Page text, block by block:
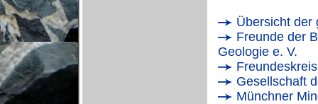
Übersicht der
Freunde der
Geologie e. V.
Gesellschaft
Münchner